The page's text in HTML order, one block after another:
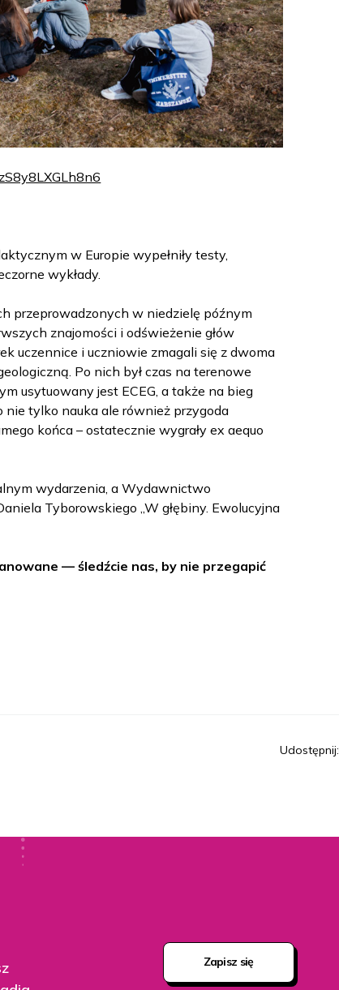
w Europie wypełniły testy,
wykłady.
przeprowadzonych w niedzielę późnym
znajomości i odświeżenie głów
uczennice i uczniowie zmagali się z dwoma
Po nich był czas na terenowe
usytuowany jest ECEG, a także na bieg
nie tylko nauka ale również przygoda
końca – ostatecznie wygrały ex aequo
wydarzenia, a Wydawnictwo
Tyborowskiego „W głębiny. Ewolucyjna
— śledźcie nas, by nie przegapić
Udostępnij:
Zapisz się